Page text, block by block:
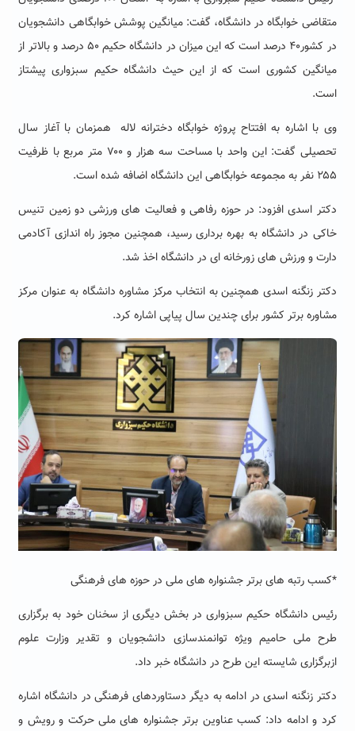
متقاضی خوابگاه در دانشگاه، گفت: میانگین پوشش خوابگاهی دانشجویان
در کشور۴۰ درصد است که این میزان در دانشگاه حکیم۵۰درصد و بالاتر از
میانگین کشوری است که از این حیث دانشگاه حکیم سبزواری پیشتاز
است.
وی با اشاره به افتتاح پروژه خوابگاه دخترانه لاله همزمان با آغاز سال
تحصیلی گفت: این واحد با مساحت سه هزار و ۷۰۰ متر مربع با ظرفیت
۲۵۵ نفر به مجموعه خوابگاهی این دانشگاه اضافه شده است
.
دکتر اسدی افزود: در حوزه رفاهی و فعالیت های ورزشی دو زمین تنیس
خاکی در دانشگاه به بهره برداری رسید، همچنین مجوز راه اندازی آکادمی
دارت و ورزش های زورخانه ای در دانشگاه اخذ شد.
دکتر زنگنه اسدی همچنین به انتخاب مرکز مشاوره دانشگاه به عنوان مرکز
مشاوره برتر کشور برای چندین سال پیاپی اشاره کرد.
*کسب رتبه های برتر جشنواره های ملی در حوزه های فرهنگی
رئیس دانشگاه حکیم سبزواری در بخش دیگری از سخنان خود به برگزاری
طرح ملی حامیم ویژه توانمندسازی دانشجویان و تقدیر وزارت علوم
ازبرگزاری شایسته این طرح در دانشگاه خبر داد.
دکتر زنگنه اسدی در ادامه به دیگر دستاوردهای فرهنگی در دانشگاه اشاره
کرد و ادامه داد: کسب عناوین برتر جشنواره های ملی حرکت و رویش و